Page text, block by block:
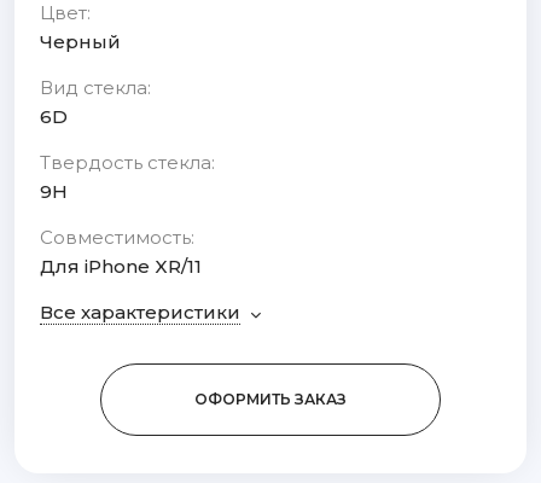
Цвет:
Черный
Вид стекла:
6D
Твердость стекла:
9H
Совместимость:
Для iPhone XR/11
Все характеристики
ОФОРМИТЬ ЗАКАЗ